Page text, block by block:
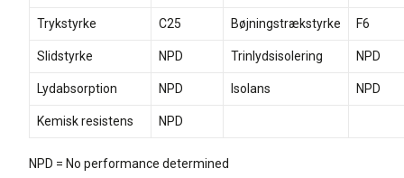
Trykstyrke C25 Bøjningstrækstyrke F6
Slidstyrke NPD Trinlydsisolering NPD
Lydabsorption NPD Isolans NPD
Kemisk resistens NPD
NPD = No performance determined